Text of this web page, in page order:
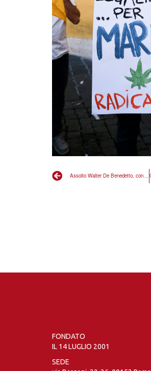
Assolto Walter De Benedetto, condannata la legge
FONDATO
IL 14 LUGLIO 2001
SEDE